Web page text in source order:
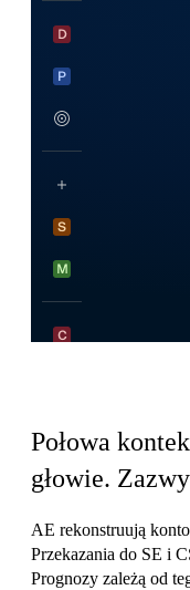
Połowa
głowie.
AE rekonstruują
Przekazania do SE i
Prognozy zależą od